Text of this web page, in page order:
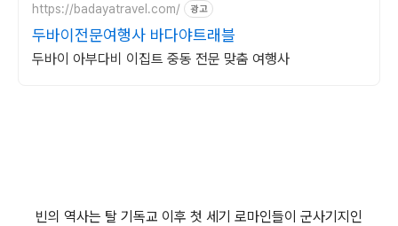
https://badayatravel.com/ 광고
두바이전문여행사 바다야트래블
두바이 아부다비 이집트 중동 전문 맞춤 여행사
빈의 역사는 탈 기독교 이후 첫 세기 로마인들이 군사기지인